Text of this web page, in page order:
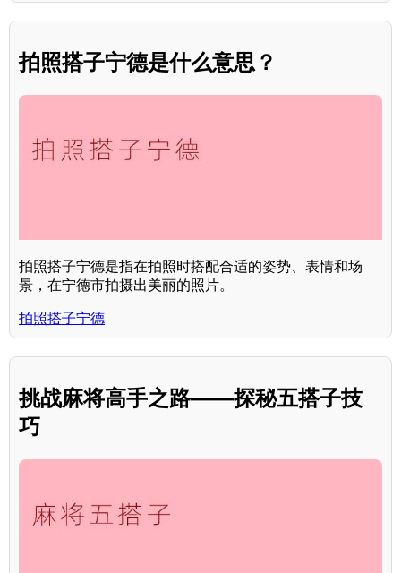
拍照搭子宁德是什么意思？
拍照搭子宁德是指在拍照时搭配合适的姿势、表情和场
景，在宁德市拍摄出美丽的照片。
拍照搭子宁德
挑战麻将高手之路——探秘五搭子技
巧